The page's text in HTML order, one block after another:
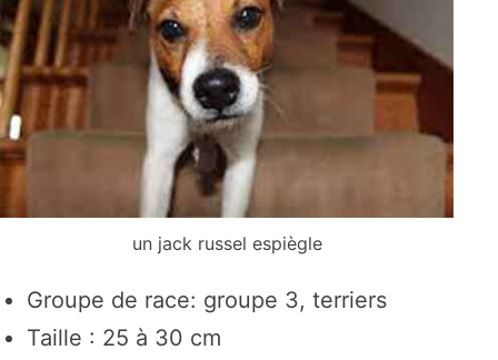
un jack russel espiègle
Groupe de race: groupe 3, terriers
Taille : 25 à 30 cm